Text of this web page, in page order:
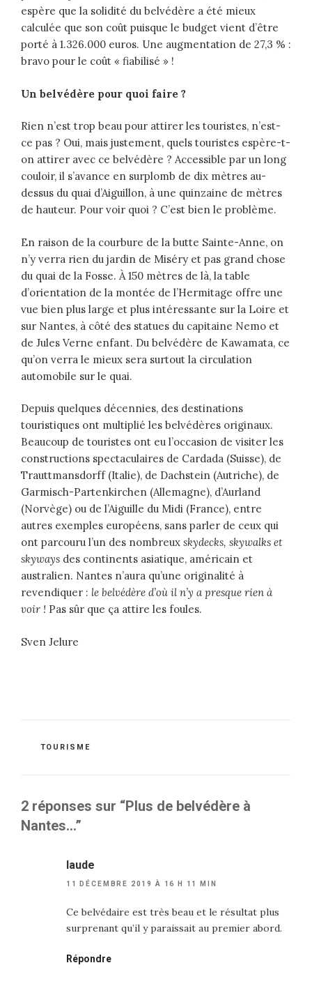
espère que la solidité du belvédère a été mieux
calculée que son coût puisque le budget vient d’être
porté à 1.326.000 euros. Une augmentation de 27,3 % :
bravo pour le coût « fiabilisé » !
Un belvédère pour quoi faire ?
Rien n’est trop beau pour attirer les touristes, n’est-
ce pas ? Oui, mais justement, quels touristes espère-t-
on attirer avec ce belvédère ? Accessible par un long
couloir, il s’avance en surplomb de dix mètres au-
dessus du quai d’Aiguillon, à une quinzaine de mètres
de hauteur. Pour voir quoi ? C’est bien le problème.
En raison de la courbure de la butte Sainte-Anne, on
n’y verra rien du jardin de Miséry et pas grand chose
du quai de la Fosse. À 150 mètres de là, la table
d’orientation de la montée de l’Hermitage offre une
vue bien plus large et plus intéressante sur la Loire et
sur Nantes, à côté des statues du capitaine Nemo et
de Jules Verne enfant. Du belvédère de Kawamata, ce
qu’on verra le mieux sera surtout la circulation
automobile sur le quai.
Depuis quelques décennies, des destinations
touristiques ont multiplié les belvédères originaux.
Beaucoup de touristes ont eu l’occasion de visiter les
constructions spectaculaires de Cardada (Suisse), de
Trauttmansdorff (Italie), de Dachstein (Autriche), de
Garmisch-Partenkirchen (Allemagne), d’Aurland
(Norvège) ou de l’Aiguille du Midi (France), entre
autres exemples européens, sans parler de ceux qui
ont parcouru l’un des nombreux skydecks, skywalks et
skyways des continents asiatique, américain et
australien. Nantes n’aura qu’une originalité à
revendiquer : le belvédère d’où il n’y a presque rien à
voir ! Pas sûr que ça attire les foules.
Sven Jelure
CATÉGORIES
TOURISME
2 réponses sur “Plus de belvédère à
Nantes…”
laude
11 DÉCEMBRE 2019 À 16 H 11 MIN
Ce belvédaire est très beau et le résultat plus
surprenant qu’il y paraissait au premier abord.
Répondre